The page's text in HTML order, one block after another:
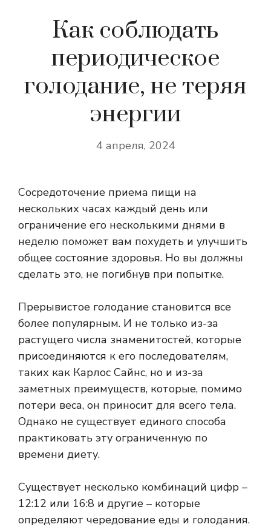
Как соблюдать
периодическое
голодание, не теряя
энергии
4 апреля, 2024
Сосредоточение приема пищи на
нескольких часах каждый день или
ограничение его несколькими днями в
неделю поможет вам похудеть и улучшить
общее состояние здоровья. Но вы должны
сделать это, не погибнув при попытке.
Прерывистое голодание становится все
более популярным. И не только из-за
растущего числа знаменитостей, которые
присоединяются к его последователям,
таких как Карлос Сайнс, но и из-за
заметных преимуществ, которые, помимо
потери веса, он приносит для всего тела.
Однако не существует единого способа
практиковать эту ограниченную по
времени диету.
Существует несколько комбинаций цифр –
12:12 или 16:8 и другие – которые
определяют чередование еды и голодания.